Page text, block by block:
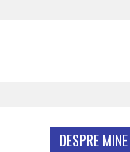
DESPRE MINE